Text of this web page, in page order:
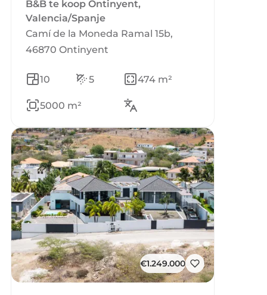
B&B te koop Ontinyent,
Valencia/Spanje
Camí de la Moneda Ramal 15b,
46870 Ontinyent
10 5 474 m²
5000 m²
€1.249.000